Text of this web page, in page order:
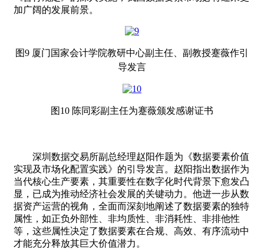
加广阔的发展前景。
图9 厦门国家会计学院教研中心副主任、副教授蹇薇作引
导发言
图10 陈同彩副主任为蹇薇颁发感谢证书
深圳数据交易所副总经理赵阳作题为《数据要素价值
实现及市场化配置实践》的引导发言。赵阳指出数据作为
当代核心生产要素，其重要性在数字化时代背景下愈发凸
显，已成为推动经济社会发展的关键动力。他进一步从数
据资产运营的视角，全面而深刻地阐述了数据要素的独特
属性，如正负外部性、非均质性、非消耗性、非排他性
等，这些属性决定了数据要素在合规、高效、有序流动中
才能充分释放其巨大价值潜力。